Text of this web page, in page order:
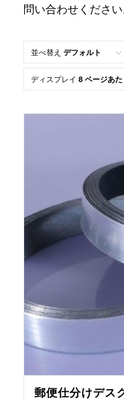
問い合わせください
並べ替え デフォルト
ディスプレイ 8 ページあ
郵便仕分けデス